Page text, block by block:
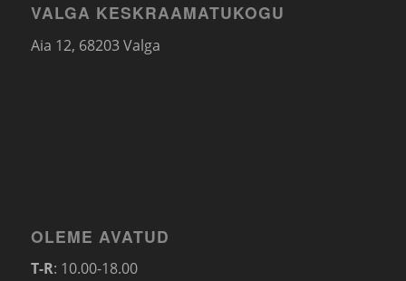
VALGA KESKRAAMATUKOGU
Aia 12, 68203 Valga
OLEME AVATUD
T-R: 10.00-18.00